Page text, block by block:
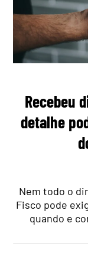
Recebeu
detalhe
Nem todo o
Fisco pode
quando e